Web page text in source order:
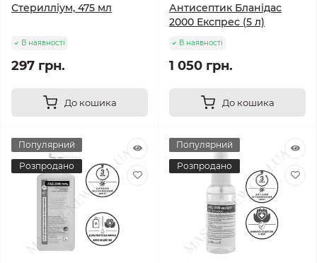
Стерилліум, 475 мл
В наявності
297 грн.
До кошика
Антисептик Бланідас
2000 Експрес (5 л)
В наявності
1 050 грн.
До кошика
Популярний
Розпродано
Популярний
Розпродано